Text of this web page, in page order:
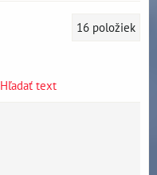
16 položiek
Hľadať text